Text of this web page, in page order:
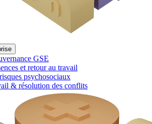
GSE
et retour au travail
psychosociaux
& résolution des conflits